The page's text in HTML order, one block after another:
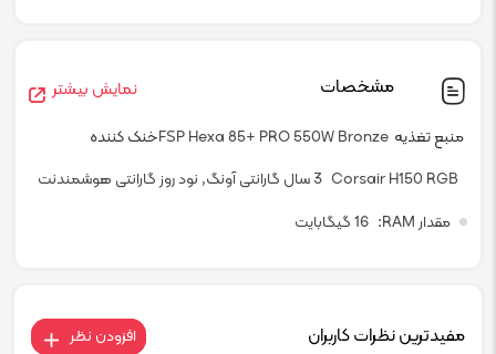
مشخصات نمایش بیشتر
منبع تغذیه FSP Hexa 85+ PRO 550W Bronzeخنک کننده
Corsair H150 RGB 3 سال گارانتی آونگ, نود روز گارانتی هوشمندنت
مقدار RAM
16 گیگابایت
مفیدترین نظرات کاربران افزودن نظر